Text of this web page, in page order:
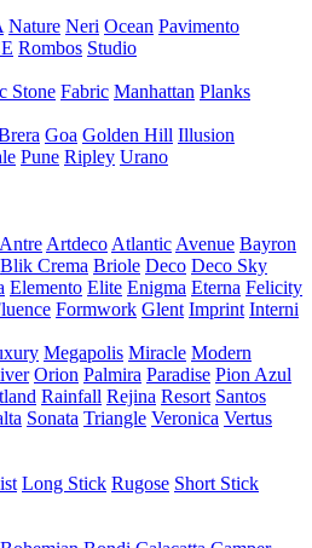
Nature Neri Ocean Pavimento
Rombos Studio
Stone Fabric Manhattan Planks
Goa Golden Hill Illusion
Pune Ripley Urano
Antre Artdeco Atlantic Avenue Bayron
Blik Crema Briole Deco Deco Sky
Elemento Elite Enigma Eterna Felicity
Formwork Glent Imprint Interni
Megapolis Miracle Modern
Orion Palmira Paradise Pion Azul
Rainfall Rejina Resort Santos
Sonata Triangle Veronica Vertus
Long Stick Rugose Short Stick